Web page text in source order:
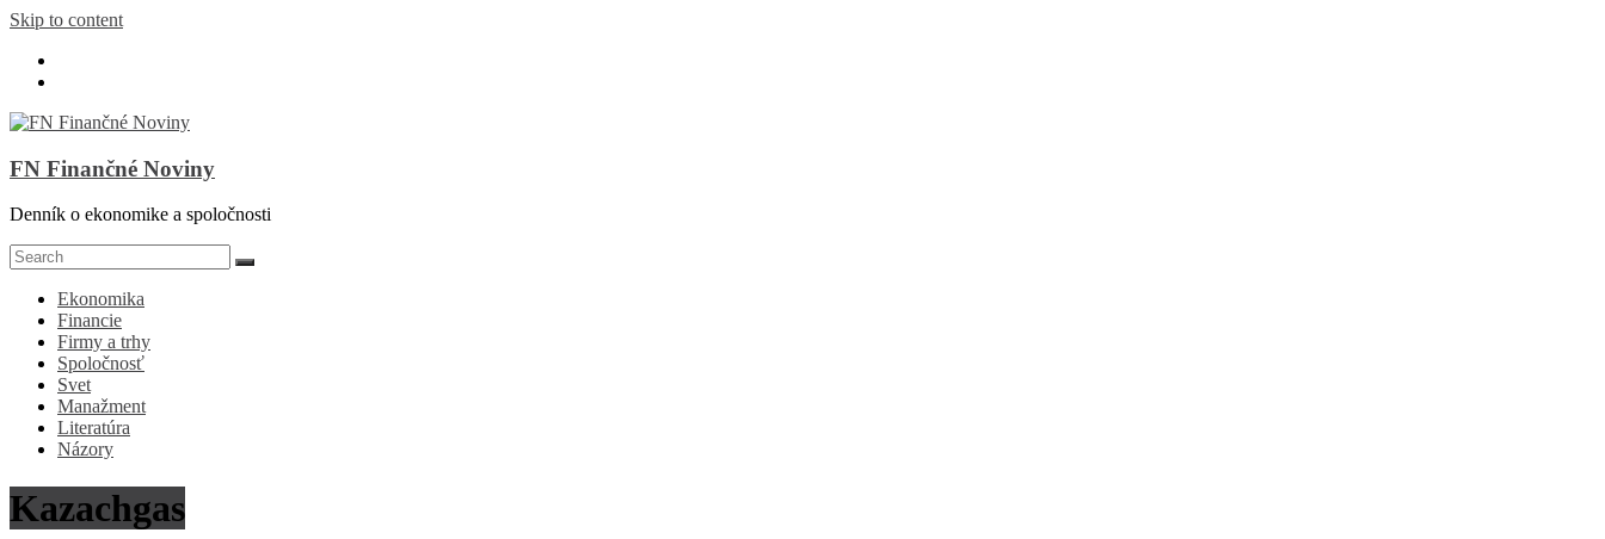
Skip to content
FN Finančné Noviny
Denník o ekonomike a spoločnosti
Ekonomika
Financie
Firmy a trhy
Spoločnosť
Svet
Manažment
Literatúra
Názory
Kazachgas